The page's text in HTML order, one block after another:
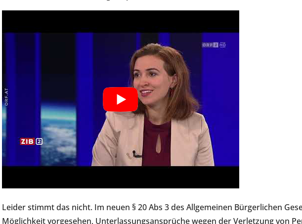
Leider stimmt das nicht. Im neuen § 20 Abs 3 des Allgemeinen Bürgerlichen
Möglichkeit vorgesehen, Unterlassungsansprüche wegen der Verletzung von